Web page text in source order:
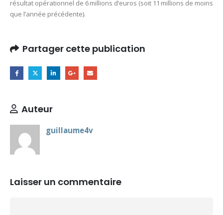
résultat opérationnel de 6 millions d’euros (soit 11 millions de moins
que l’année précédente).
Partager cette publication
Auteur
guillaume4v
Laisser un commentaire